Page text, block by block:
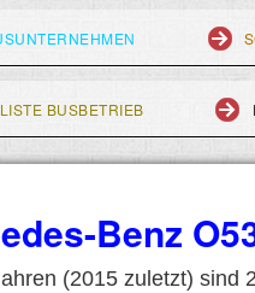
BUSBETRIEB
Benz
(2015 zuletzt) sind